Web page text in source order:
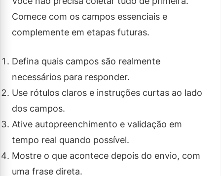
Comece com os campos essenciais e
complemente em etapas futuras.
Defina quais campos são realmente
necessários para responder.
Use rótulos claros e instruções curtas ao lado
dos campos.
Ative autopreenchimento e validação em
tempo real quando possível.
Mostre o que acontece depois do envio, com
uma frase direta.